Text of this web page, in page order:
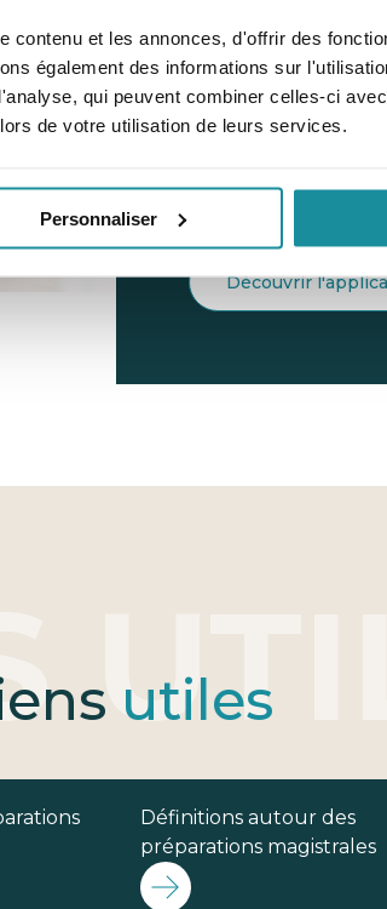
contenu et les annonces, d'offrir des
également des informations sur
qui peuvent combiner celles-ci
de votre utilisation de leurs services.
Personnaliser
Retrouver
préparations
Découvrir
utiles
Définitions autour des
préparations magistrales